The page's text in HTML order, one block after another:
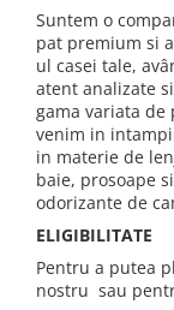
Suntem o
pat premium si
ul casei tale,
atent analizate
gama variata
venim in
in materie de
baie, prosoape
odorizante de
ELIGIBILITATE
Pentru a putea
nostru sau